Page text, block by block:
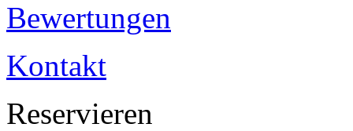
Bewertungen
Kontakt
Reservieren